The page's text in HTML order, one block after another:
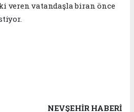
veren vatandaşla biran önce
NEVŞEHIR HABERİ